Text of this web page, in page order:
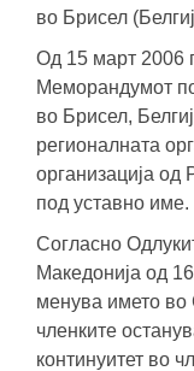
во Брисел
Од 15 март 2006
Меморандумот
во Брисел,
регионалната
организација од
под уставно име.
Согласно
Македонија од
менува името во
членките
континуитет во